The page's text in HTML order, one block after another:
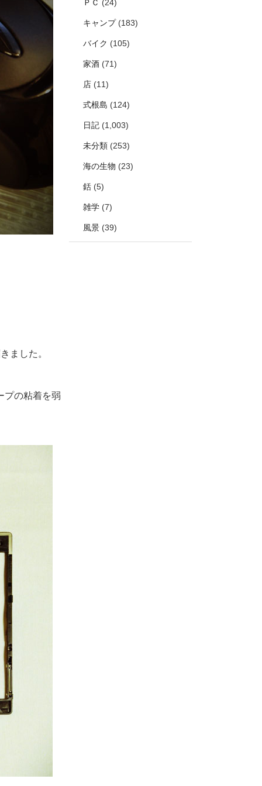
ました。
プの粘着を弱
ＰＣ (24)
キャンプ(183)
バイク (105)
家酒 (71)
店 (11)
式根島 (124)
日記 (1,003)
未分類 (253)
海の生物 (23)
銛 (5)
雑学 (7)
風景 (39)